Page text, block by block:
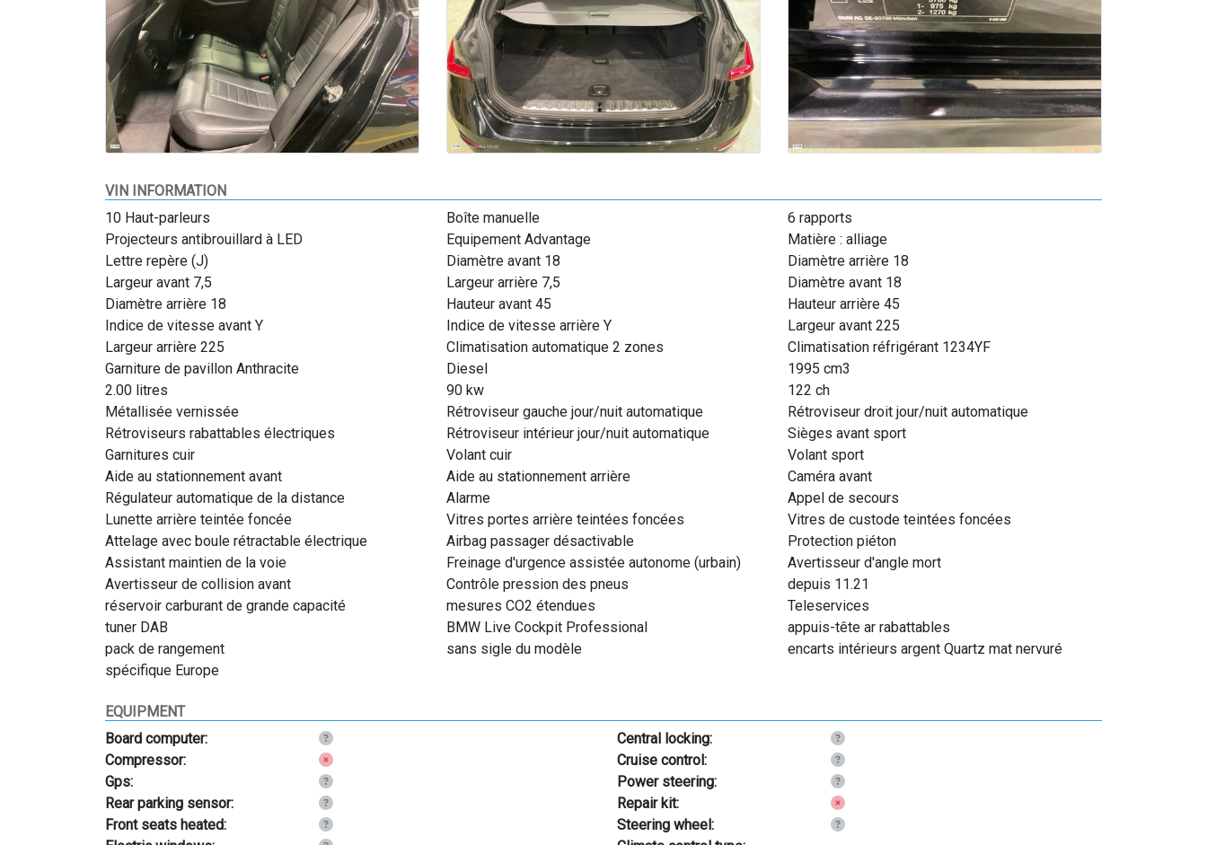
VIN INFORMATION
10 Haut-parleurs
Boîte manuelle
6 rapports
Projecteurs antibrouillard à LED
Equipement Advantage
Matière : alliage
Lettre repère (J)
Diamètre avant 18
Diamètre arrière 18
Largeur avant 7,5
Largeur arrière 7,5
Diamètre avant 18
Diamètre arrière 18
Hauteur avant 45
Hauteur arrière 45
Indice de vitesse avant Y
Indice de vitesse arrière Y
Largeur avant 225
Largeur arrière 225
Climatisation automatique 2 zones
Climatisation réfrigérant 1234YF
Garniture de pavillon Anthracite
Diesel
1995 cm3
2.00 litres
90 kw
122 ch
Métallisée vernissée
Rétroviseur gauche jour/nuit automatique
Rétroviseur droit jour/nuit automatique
Rétroviseurs rabattables électriques
Rétroviseur intérieur jour/nuit automatique
Sièges avant sport
Garnitures cuir
Volant cuir
Volant sport
Aide au stationnement avant
Aide au stationnement arrière
Caméra avant
Régulateur automatique de la distance
Alarme
Appel de secours
Lunette arrière teintée foncée
Vitres portes arrière teintées foncées
Vitres de custode teintées foncées
Attelage avec boule rétractable électrique
Airbag passager désactivable
Protection piéton
Assistant maintien de la voie
Freinage d'urgence assistée autonome (urbain)
Avertisseur d'angle mort
Avertisseur de collision avant
Contrôle pression des pneus
depuis 11.21
réservoir carburant de grande capacité
mesures CO2 étendues
Teleservices
tuner DAB
BMW Live Cockpit Professional
appuis-tête ar rabattables
pack de rangement
sans sigle du modèle
encarts intérieurs argent Quartz mat nervuré
spécifique Europe
EQUIPMENT
Board computer:
Central locking:
Compressor:
Cruise control:
Gps:
Power steering:
Rear parking sensor:
Repair kit:
Front seats heated:
Steering wheel: